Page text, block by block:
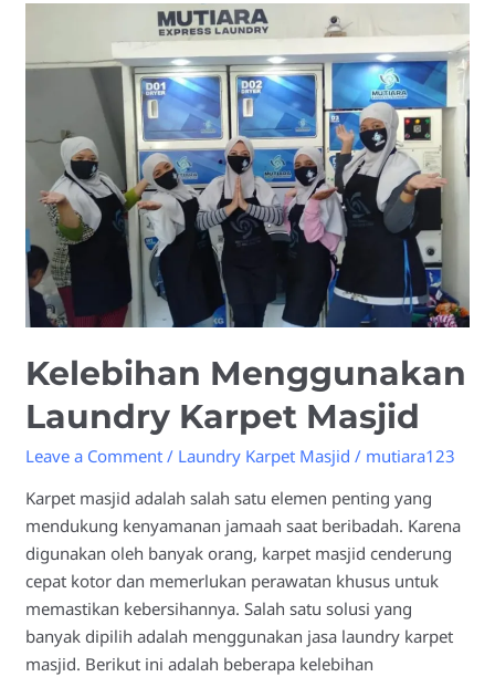
Kelebihan Menggunakan
Laundry Karpet Masjid
Leave a Comment / Laundry Karpet Masjid / mutiara123
Karpet masjid adalah salah satu elemen penting yang
mendukung kenyamanan jamaah saat beribadah. Karena
digunakan oleh banyak orang, karpet masjid cenderung
cepat kotor dan memerlukan perawatan khusus untuk
memastikan kebersihannya. Salah satu solusi yang
banyak dipilih adalah menggunakan jasa laundry karpet
masjid. Berikut ini adalah beberapa kelebihan
Menggunakan
Laundry
Masjid